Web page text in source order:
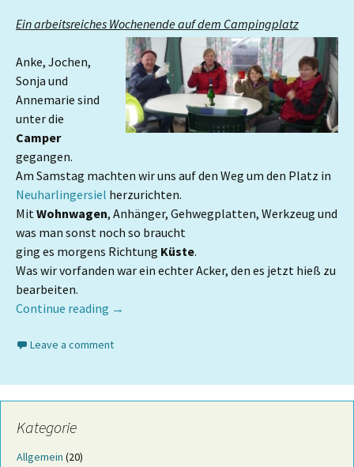
Ein arbeitsreiches Wochenende auf dem Campingplatz
Anke, Jochen,
Sonja und
Annemarie sind
unter die
Camper
gegangen.
Am Samstag machten wir uns auf den Weg um den Platz in
Neuharlingersiel herzurichten.
MitWohnwagen, Anhänger, Gehwegplatten, Werkzeug und
was man sonst noch so braucht
ging es morgens Richtung Küste.
Was wir vorfanden war ein echter Acker, den es jetzt hieß zu
bearbeiten.
Continue reading →
Leave a comment
Kategorie
Allgemein (20)